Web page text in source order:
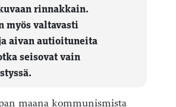
rinnakkain.
myös valtavasti
aivan autioituneita
seisovat vain
maana kommunismista